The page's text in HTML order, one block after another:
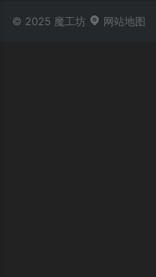
© 2025 魔工坊 网站地图